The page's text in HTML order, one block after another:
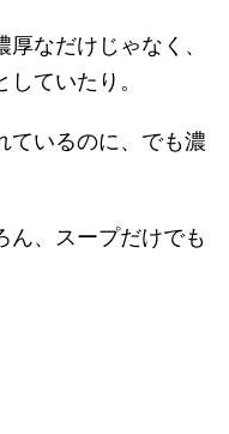
なだけじゃなく、
ていたり。
ているのに、でも濃
ん、スープだけでも